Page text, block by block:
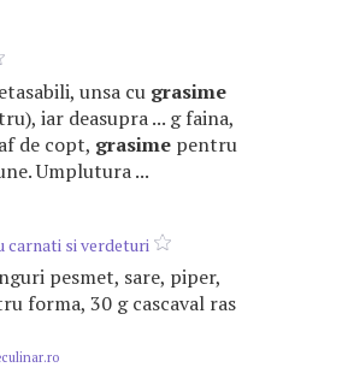
unsa cu grasime
iar deasupra ... g faina,
de copt, grasime pentru
Umplutura ...
carnati si verdeturi
pesmet, sare, piper,
forma, 30 g cascaval ras